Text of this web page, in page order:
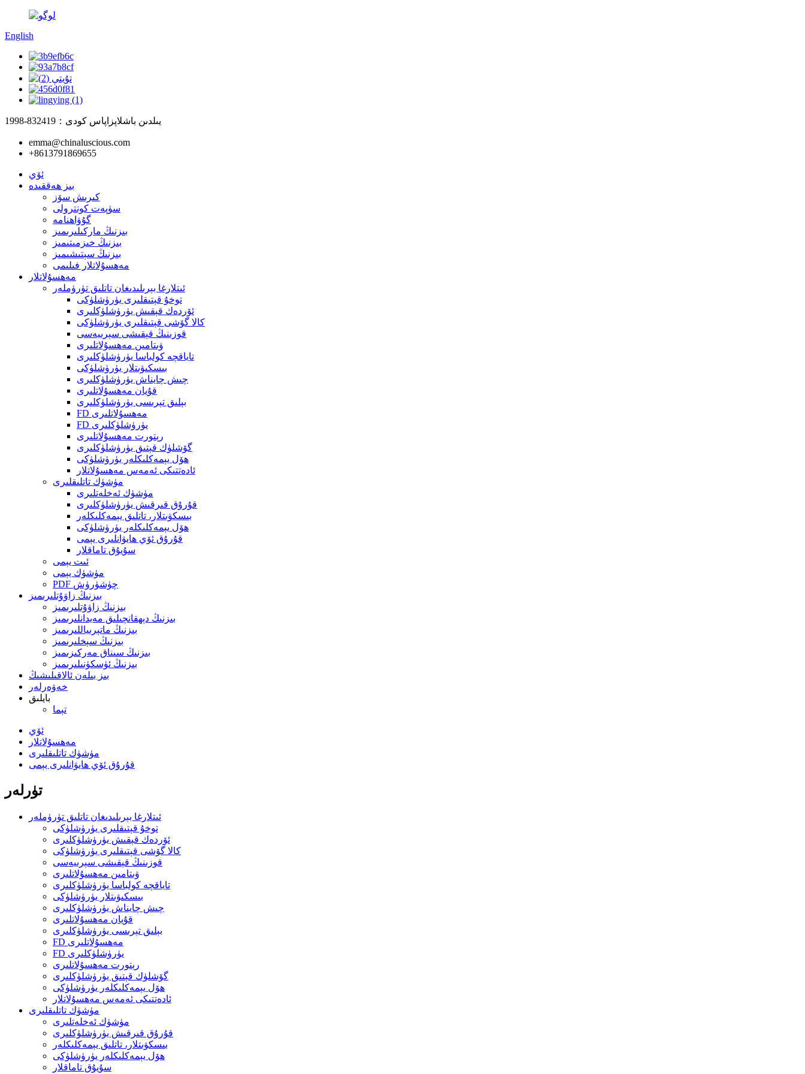
English
1998-يىلدىن باشلاپزاپاس كودى：832419
emma@chinaluscious.com
+8613791869655
ئۆي
بىز ھەققىدە
كىرىش سۆز
سۈپەت كونترولى
گۇۋاھنامە
بىزنىڭ ماركىلىرىمىز
بىزنىڭ خىزمىتىمىز
بىزنىڭ سېتىشىمىز
مەھسۇلاتلار فىلىمى
مەھسۇلاتلار
ئىتلارغا بېرىلىدىغان تاتلىق تۈرۈملەر
توخۇ قېتىقلىرى يۈرۈشلۈكى
ئۆردەك قېقىش يۈرۈشلۈكلىرى
كالا گۆشى قېتىقلىرى يۈرۈشلۈكى
قوزىنىڭ قېقىشى سېرىيەسى
ۋىتامىن مەھسۇلاتلىرى
تاياقچە كولباسا يۈرۈشلۈكلىرى
بىسكىۋىتلار يۈرۈشلۈكى
چىش چايناش يۈرۈشلۈكلىرى
قۇيان مەھسۇلاتلىرى
بېلىق تېرىسى يۈرۈشلۈكلىرى
FD مەھسۇلاتلىرى
FD يۈرۈشلۈكلىرى
رېتورت مەھسۇلاتلىرى
گۆشلۈك قېتىق يۈرۈشلۈكلىرى
ھۆل يېمەكلىكلەر يۈرۈشلۈكى
ئادەتتىكى ئەمەس مەھسۇلاتلار
مۈشۈك تاتلىقلىرى
مۈشۈك ئەخلەتلىرى
قۇرۇق قىرقىش يۈرۈشلۈكلىرى
بىسكۋىتلار، تاتلىق يېمەكلىكلەر
ھۆل يېمەكلىكلەر يۈرۈشلۈكى
قۇرۇق ئۆي ھايۋانلىرى يېمى
سۇيۇق تاماقلار
ئىت يېمى
مۈشۈك يېمى
PDF چۈشۈرۈش
بىزنىڭ زاۋۇتلىرىمىز
بىزنىڭ زاۋۇتلىرىمىز
بىزنىڭ دېھقانچىلىق مەيدانلىرىمىز
بىزنىڭ ماتېرىياللىرىمىز
بىزنىڭ سېخلىرىمىز
بىزنىڭ سىناق مەركىزىمىز
بىزنىڭ ئۈسكۈنىلىرىمىز
بىز بىلەن ئالاقىلىشىڭ
خەۋەرلەر
بايلىق
تېما
ئۆي
مەھسۇلاتلار
مۈشۈك تاتلىقلىرى
قۇرۇق ئۆي ھايۋانلىرى يېمى
تۈرلەر
ئىتلارغا بېرىلىدىغان تاتلىق تۈرۈملەر
توخۇ قېتىقلىرى يۈرۈشلۈكى
ئۆردەك قېقىش يۈرۈشلۈكلىرى
كالا گۆشى قېتىقلىرى يۈرۈشلۈكى
قوزىنىڭ قېقىشى سېرىيەسى
ۋىتامىن مەھسۇلاتلىرى
تاياقچە كولباسا يۈرۈشلۈكلىرى
بىسكىۋىتلار يۈرۈشلۈكى
چىش چايناش يۈرۈشلۈكلىرى
قۇيان مەھسۇلاتلىرى
بېلىق تېرىسى يۈرۈشلۈكلىرى
FD مەھسۇلاتلىرى
FD يۈرۈشلۈكلىرى
رېتورت مەھسۇلاتلىرى
گۆشلۈك قېتىق يۈرۈشلۈكلىرى
ھۆل يېمەكلىكلەر يۈرۈشلۈكى
ئادەتتىكى ئەمەس مەھسۇلاتلار
مۈشۈك تاتلىقلىرى
مۈشۈك ئەخلەتلىرى
قۇرۇق قىرقىش يۈرۈشلۈكلىرى
بىسكۋىتلار، تاتلىق يېمەكلىكلەر
ھۆل يېمەكلىكلەر يۈرۈشلۈكى
سۇيۇق تاماقلار